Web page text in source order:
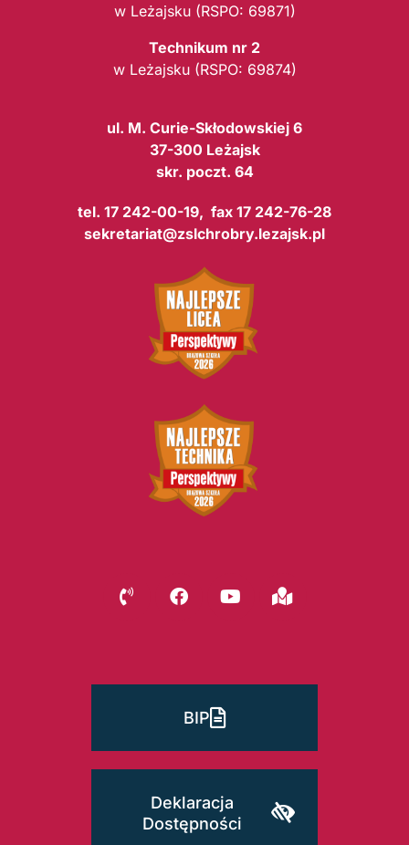
w Leżajsku (RSPO: 69871)
Technikum nr 2
w Leżajsku (RSPO: 69874)
ul. M. Curie-Skłodowskiej 6
37-300 Leżajsk
skr. poczt. 64
tel. 17 242-00-19, fax 17 242-76-28
sekretariat@zslchrobry.lezajsk.pl
BIP
Deklaracja
Dostępności